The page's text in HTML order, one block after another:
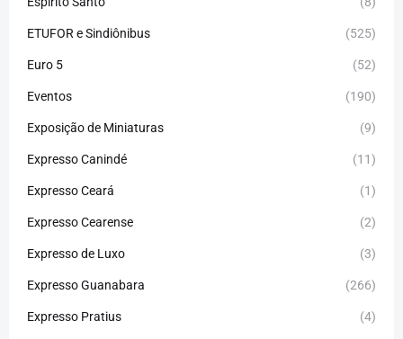
ETUFOR e Sindiônibus (525)
Euro 5 (52)
Eventos (190)
Exposição de Miniaturas (9)
Expresso Canindé (11)
Expresso Ceará (1)
Expresso Cearense (2)
Expresso de Luxo (3)
Expresso Guanabara (266)
Expresso Pratius (4)